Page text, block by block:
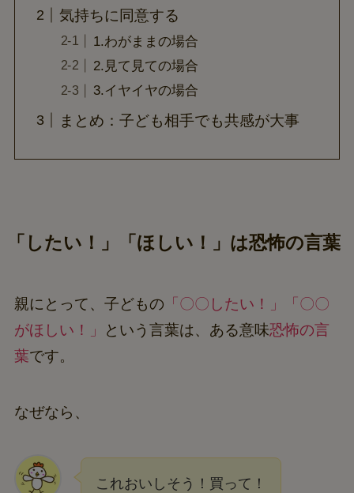
気持ちに同意する
1.わがままの場合
2.見て見ての場合
3.イヤイヤの場合
まとめ：子ども相手でも共感が大事
「したい！」「ほしい！」は恐怖の言葉
親にとって、子どもの 「〇〇したい！」「〇〇
がほしい！」
という言葉は、ある意味恐怖の言
葉です。
なぜなら、
これおいしそう！買って！